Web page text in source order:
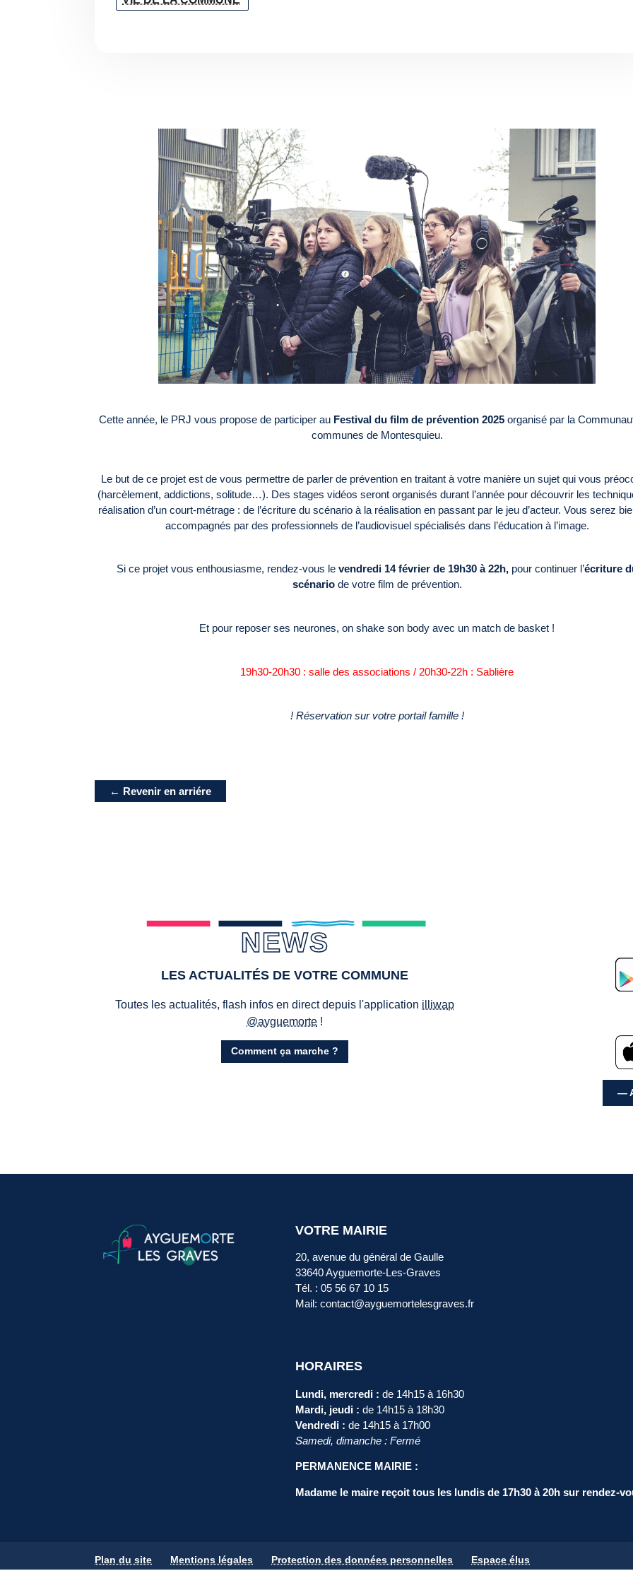
Cette année, le PRJ vous propose de participer au Festival du film de prévention 2025 organisé par la
communes de Montesquieu.
Le but de ce projet est de vous permettre de parler de prévention en traitant à votre manière un sujet qui vous
(harcèlement, addictions, solitude…). Des stages vidéos seront organisés durant l’année pour découvrir les
réalisation d’un court-métrage : de l’écriture du scénario à la réalisation en passant par le jeu d’acteur. Vous serez
accompagnés par des professionnels de l’audiovisuel spécialisés dans l’éducation à l’image.
Si ce projet vous enthousiasme, rendez-vous le vendredi 14 février de 19h30 à 22h, pour continuer l’écriture
scénariode votre film de prévention.
Et pour reposer ses neurones, on shake son body avec un match de basket !
19h30-20h30 : salle des associations / 20h30-22h : Sablière
! Réservation sur votre portail famille !
← Revenir en arriére
NEWS
LES ACTUALITÉS DE VOTRE COMMUNE
Toutes les actualités, flash infos en direct depuis l'application illiwap
@ayguemorte !
Comment ça marche ?
—
VOTRE MAIRIE
20, avenue du général de Gaulle
33640 Ayguemorte-Les-Graves
Tél. : 05 56 67 10 15
Mail: contact@ayguemortelesgraves.fr
HORAIRES
Lundi, mercredi : de 14h15 à 16h30
Mardi, jeudi : de 14h15 à 18h30
Vendredi : de 14h15 à 17h00
Samedi, dimanche : Fermé
PERMANENCE MAIRIE :
Madame le maire reçoit tous les lundis de 17h30 à 20h sur rendez-
Plan du site Mentions légales Protection des données personnelles Espace élus